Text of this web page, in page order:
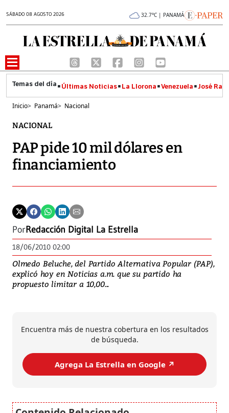
SÁBADO 08 AGOSTO 2026 32.7°C | PANAMÁ
Últimas Noticias La Llorona Venezuela José
Inicio> Panamá> Nacional
NACIONAL
PAP pide 10 mil dólares en
financiamiento
PorRedacción Digital La Estrella
18/06/2010 02:00
Olmedo Beluche, del Partido Alternativa Popular (PAP),
explicó hoy en Noticias a.m. que su partido ha
propuesto limitar a 10,00...
Encuentra más de nuestra cobertura en los resultados
de búsqueda.
Agrega La Estrella en Google ↗️